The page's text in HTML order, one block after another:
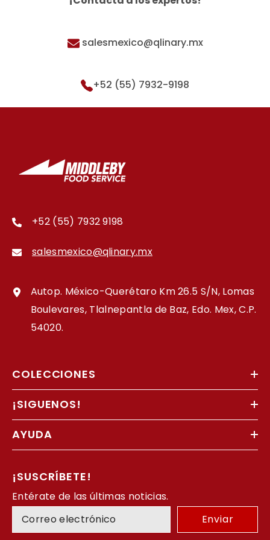
salesmexico@qlinary.mx
+52 (55) 7932-9198
+52 (55) 7932 9198
salesmexico@qlinary.mx
Autop. México-Querétaro Km 26.5 S/N, Lomas
Boulevares, Tlalnepantla de Baz, Edo. Mex, C.P.
54020.
COLECCIONES
¡SIGUENOS!
AYUDA
¡SUSCRÍBETE!
Entérate de las últimas noticias.
Enviar